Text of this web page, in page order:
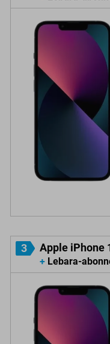
3 Apple iPhone
+ Lebara-